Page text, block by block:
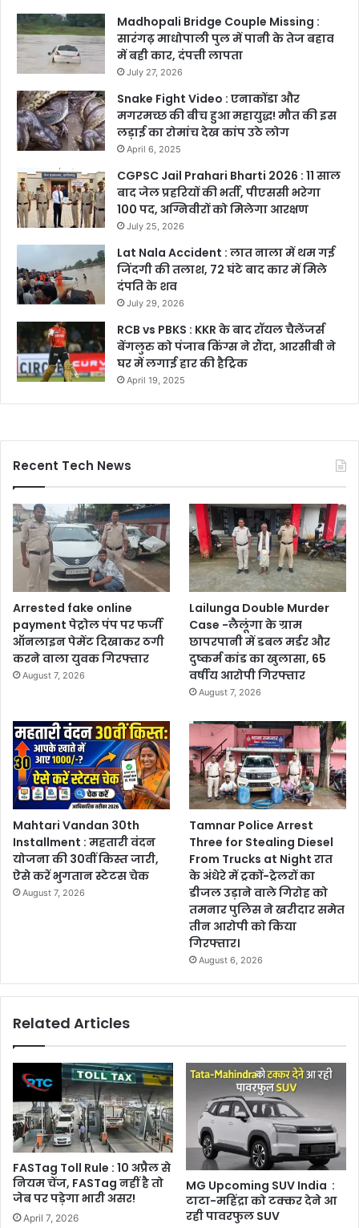
Madhopali Bridge Couple Missing :
सारंगढ़ माधोपाली पुल में पानी के तेज बहाव
में बही कार, दंपत्ती लापता
July 27, 2026
Snake Fight Video : एनाकोंडा और
मगरमच्छ की बीच हुआ महायुद्ध! मौत की इस
लड़ाई का रोमांच देख कांप उठे लोग
April 6, 2025
CGPSC Jail Prahari Bharti 2026 : 11 साल
बाद जेल प्रहरियों की भर्ती, पीएससी भरेगा
100 पद, अग्निवीरों को मिलेगा आरक्षण
July 25, 2026
Lat Nala Accident : लात नाला में थम गई
जिंदगी की तलाश, 72 घंटे बाद कार में मिले
दंपति के शव
July 29, 2026
RCB vs PBKS : KKR के बाद रॉयल चैलेंजर्स
बेंगलुरु को पंजाब किंग्स ने रौंदा, आरसीबी ने
घर में लगाई हार की हैट्रिक
April 19, 2025
Recent Tech News
Arrested fake online
payment पेट्रोल पंप पर फर्जी
ऑनलाइन पेमेंट दिखाकर ठगी
करने वाला युवक गिरफ्तार
August 7, 2026
Lailunga Double Murder
Case -लैलूंगा के ग्राम
छापरपानी में डबल मर्डर और
दुष्कर्म कांड का खुलासा, 65
वर्षीय आरोपी गिरफ्तार
August 7, 2026
Mahtari Vandan 30th
Installment : महतारी वंदन
योजना की 30वीं किस्त जारी,
ऐसे करें भुगतान स्टेटस चेक
August 7, 2026
Tamnar Police Arrest
Three for Stealing Diesel
From Trucks at Night रात
के अंधेरे में ट्रकों-ट्रेलरों का
डीजल उड़ाने वाले गिरोह को
तमनार पुलिस ने खरीदार समेत
तीन आरोपी को किया
गिरफ्तार।
August 6, 2026
Related Articles
FASTag Toll Rule : 10 अप्रैल से
नियम चेंज, FASTag नहीं है तो
जेब पर पड़ेगा भारी असर!
April 7, 2026
MG Upcoming SUV India :
टाटा-महिंद्रा को टक्कर देने आ
रही पावरफुल SUV